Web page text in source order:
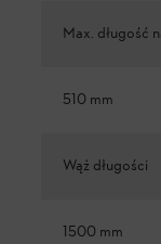
Max. długość
510 mm
Wąż długości
1500 mm